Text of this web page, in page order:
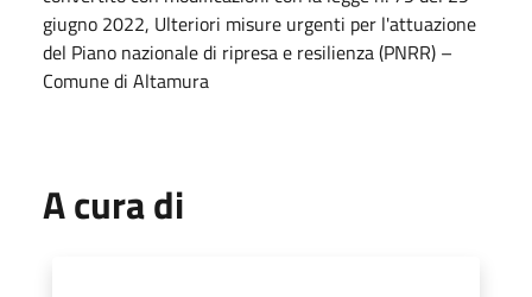
giugno 2022, Ulteriori misure urgenti per l'attuazione
del Piano nazionale di ripresa e resilienza (PNRR) –
Comune di Altamura
A cura di